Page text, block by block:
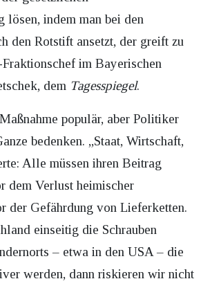
lösen, indem man bei den
den Rotstift ansetzt, der greift zu
im Bayerischen
dem Tagesspiegel.
populär, aber Politiker
bedenken. „Staat, Wirtschaft,
Alle müssen ihren Beitrag
dem Verlust heimischer
der Gefährdung von Lieferketten.
einseitig die Schrauben
– etwa in den USA – die
werden, dann riskieren wir nicht